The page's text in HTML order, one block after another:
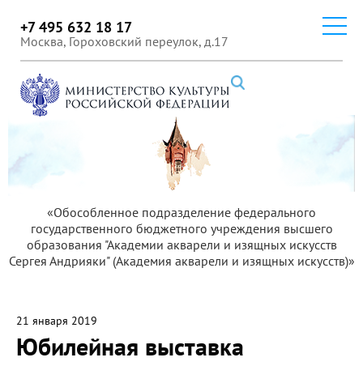
«Обособленное подразделение федерального
государственного бюджетного учреждения высшего
образования "Академии акварели и изящных искусств
Сергея Андрияки" (Академия акварели и изящных искусств)»
+7 495 632 18 17
Москва, Гороховский переулок, д.17
21 января 2019
Юбилейная выставка